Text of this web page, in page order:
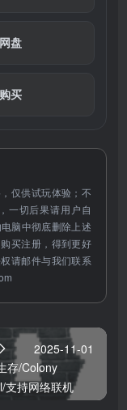
盘
买
仅供试玩体验；不
一切后果请用户自
脑中彻底删除上述
买注册，得到更好
请邮件与我们联系
2025-11-01
存/Colony
支持网络联机